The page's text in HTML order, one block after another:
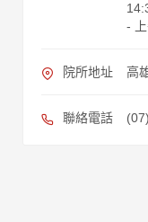
-
院所地址 高
聯絡電話